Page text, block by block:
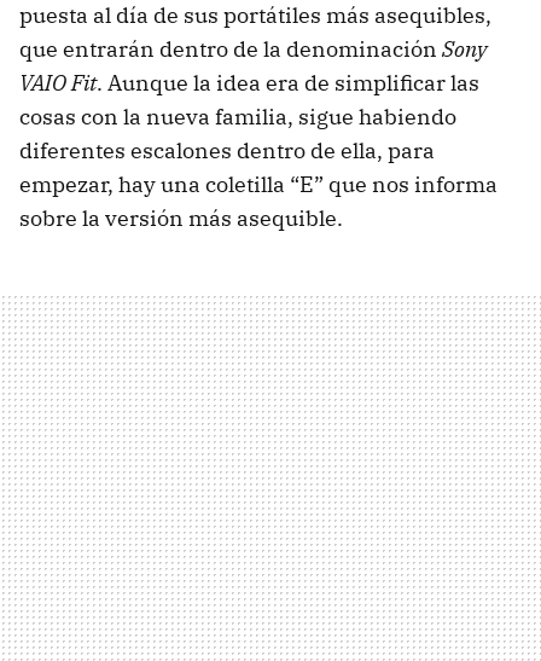
puesta al día de sus portátiles más asequibles,
que entrarán dentro de la denominación Sony
VAIO Fit. Aunque la idea era de simplificar las
cosas con la nueva familia, sigue habiendo
diferentes escalones dentro de ella, para
empezar, hay una coletilla “E” que nos informa
sobre la versión más asequible.